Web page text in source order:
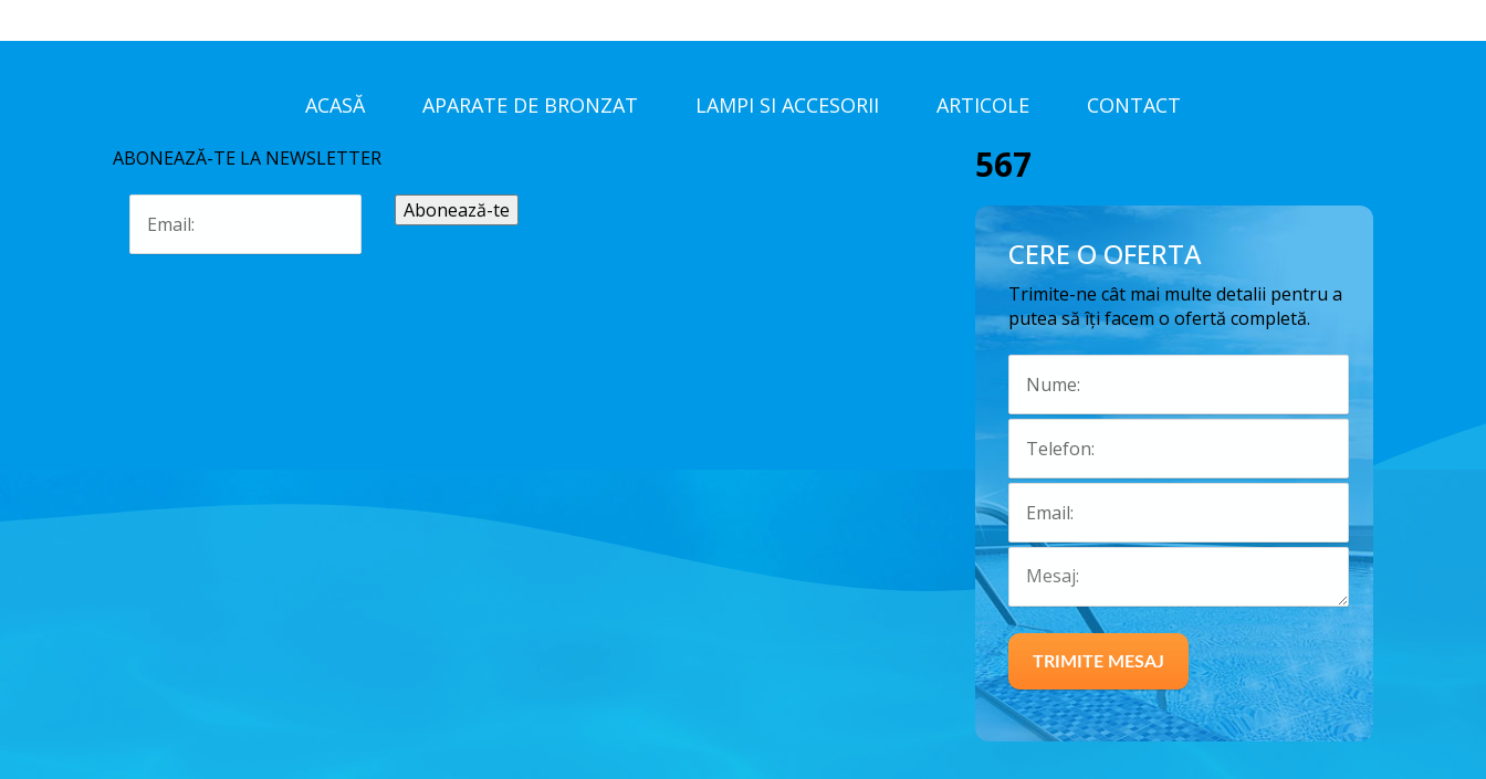
ACASĂ APARATE DE BRONZAT LAMPI SI ACCESORII ARTICOLE CONTACT
ABONEAZĂ-TE LA NEWSLETTER 567
CERE O OFERTA
Trimite-ne cât mai multe detalii pentru a
putea să îți facem o ofertă completă.